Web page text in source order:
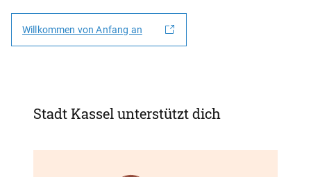
Willkommen von Anfang an
Stadt Kassel unterstützt dich